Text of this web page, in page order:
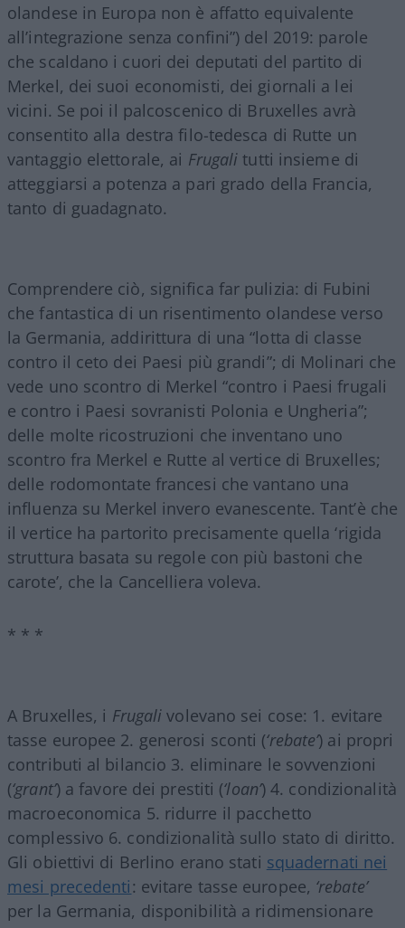
olandese in Europa non è affatto equivalente
all’integrazione senza confini”) del 2019: parole
che scaldano i cuori dei deputati del partito di
Merkel, dei suoi economisti, dei giornali a lei
vicini. Se poi il palcoscenico di Bruxelles avrà
consentito alla destra filo-tedesca di Rutte un
vantaggio elettorale, ai Frugali tutti insieme di
atteggiarsi a potenza a pari grado della Francia,
tanto di guadagnato.
Comprendere ciò, significa far pulizia: di Fubini
che fantastica di un risentimento olandese verso
la Germania, addirittura di una “lotta di classe
contro il ceto dei Paesi più grandi”; di Molinari che
vede uno scontro di Merkel “contro i Paesi frugali
e contro i Paesi sovranisti Polonia e Ungheria”;
delle molte ricostruzioni che inventano uno
scontro fra Merkel e Rutte al vertice di Bruxelles;
delle rodomontate francesi che vantano una
influenza su Merkel invero evanescente. Tant’è che
il vertice ha partorito precisamente quella ‘rigida
struttura basata su regole con più bastoni che
carote’, che la Cancelliera voleva.
* * *
A Bruxelles, i Frugali volevano sei cose: 1. evitare
tasse europee 2. generosi sconti (‘rebate’) ai propri
contributi al bilancio 3. eliminare le sovvenzioni
(‘grant’) a favore dei prestiti (‘loan’) 4. condizionalità
macroeconomica 5. ridurre il pacchetto
complessivo 6. condizionalità sullo stato di diritto.
Gli obiettivi di Berlino erano stati squadernati nei
mesi precedenti: evitare tasse europee, ‘rebate’
per la Germania, disponibilità a ridimensionare